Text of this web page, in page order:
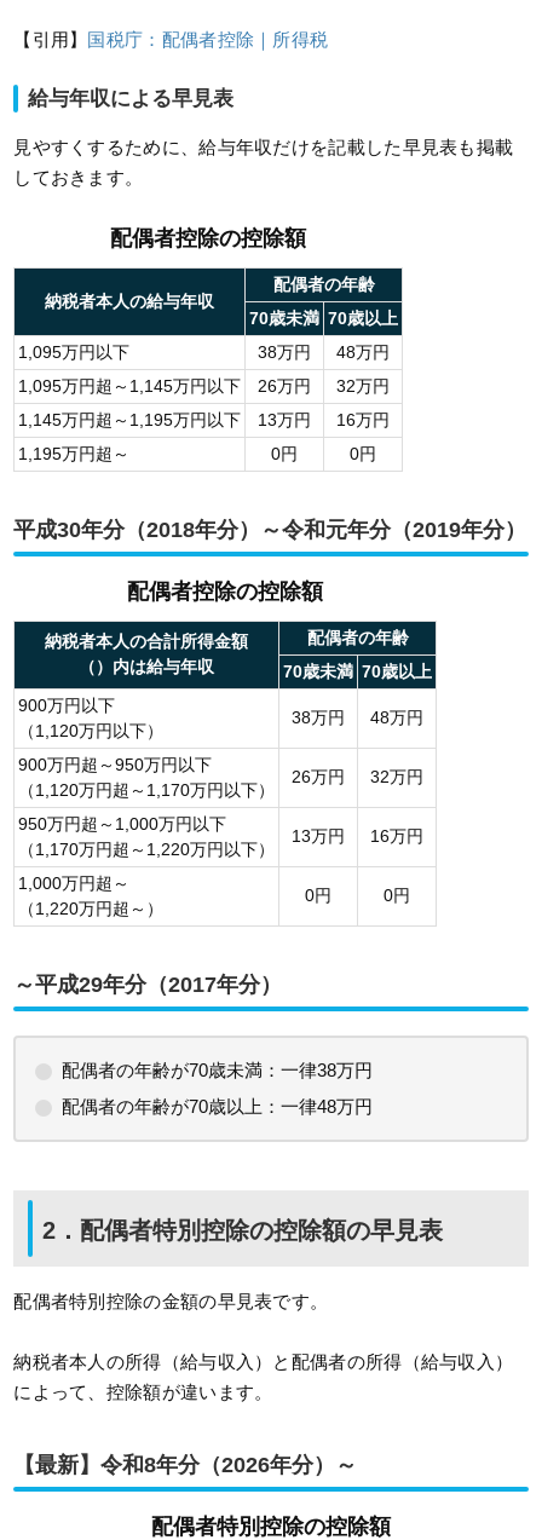
【引用】 国税庁：配偶者控除｜所得税
給与年収による早見表
見やすくするために、給与年収だけを記載した早見表も掲載
しておきます。
配偶者控除の控除額
納税者本人の給与年収
配偶者の年齢
70歳未満 70歳以上
1,095万円以下
38万円
48万円
1,095万円超～1,145万円以下
26万円
32万円
1,145万円超～1,195万円以下
13万円
16万円
1,195万円超～
0円 0円
平成30年分（2018年分）～令和元年分（2019年分）
配偶者控除の控除額
納税者本人の合計所得金額
（）内は給与年収
配偶者の年齢
70歳未満 70歳以上
900万円以下
（1,120万円以下）
38万円 48万円
900万円超～950万円以下
（1,120万円超～1,170万円以下）
26万円 32万円
950万円超～1,000万円以下
（1,170万円超～1,220万円以下）
13万円 16万円
1,000万円超～
（1,220万円超～）
0円 0円
～平成29年分（2017年分）
配偶者の年齢が70歳未満：一律38万円
配偶者の年齢が70歳以上：一律48万円
2．配偶者特別控除の控除額の早見表
配偶者特別控除の金額の早見表です。
納税者本人の所得（給与収入）と配偶者の所得（給与収入）
によって、控除額が違います。
【最新】令和8年分（2026年分）～
配偶者特別控除の控除額